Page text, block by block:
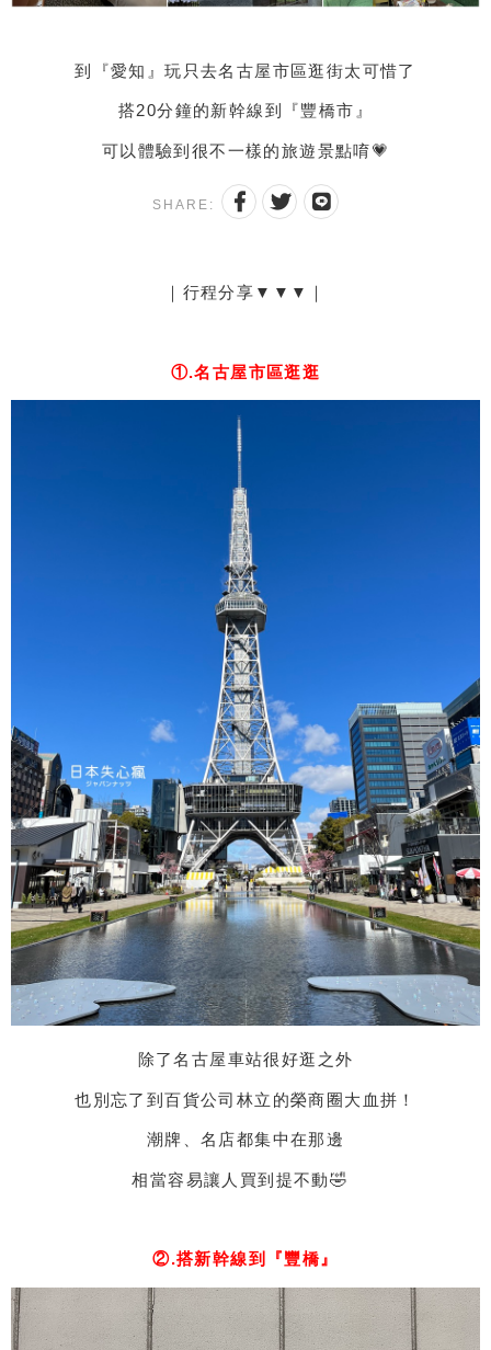
到『愛知』玩只去名古屋市區逛街太可惜了
搭20分鐘的新幹線到『豐橋市』
可以體驗到很不一樣的旅遊景點唷💗
SHARE:
｜行程分享▼▼▼｜
①.名古屋市區逛逛
除了名古屋車站很好逛之外
也別忘了到百貨公司林立的榮商圈大血拼！
潮牌、名店都集中在那邊
相當容易讓人買到提不動🤣
②.搭新幹線到『豐橋』